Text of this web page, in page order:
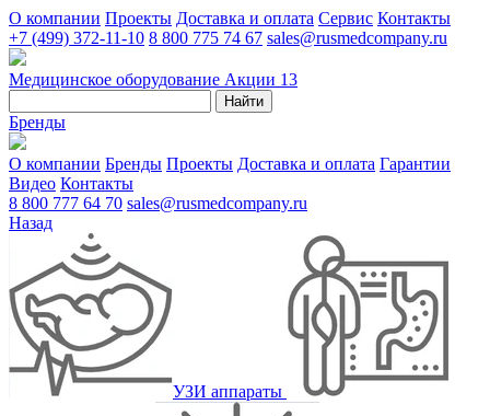
О компании Проекты Доставка и оплата Сервис Контакты
+7 (499) 372-11-10 8 800 775 74 67 sales@rusmedcompany.ru
Медицинское оборудование Акции 13
Найти
Бренды
О компании Бренды Проекты Доставка и оплата Гарантии
Видео Контакты
8 800 777 64 70 sales@rusmedcompany.ru
Назад
УЗИ аппараты